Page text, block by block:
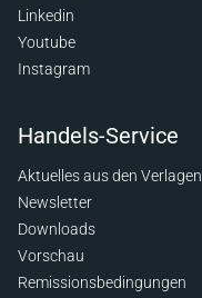
Linkedin
Youtube
Instagram
Handels-Service
Aktuelles aus den Verlagen
Newsletter
Downloads
Vorschau
Remissionsbedingungen